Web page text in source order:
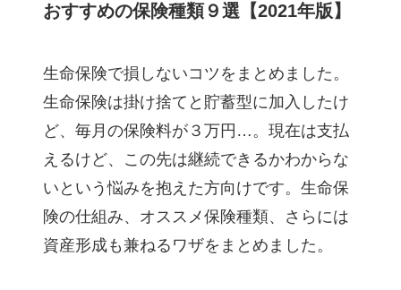
おすすめの保険種類９選【2021年版】
生命保険で損しないコツをまとめました。
生命保険は掛け捨てと貯蓄型に加入したけ
ど、毎月の保険料が３万円…。現在は支払
えるけど、この先は継続できるかわからな
いという悩みを抱えた方向けです。生命保
険の仕組み、オススメ保険種類、さらには
資産形成も兼ねるワザをまとめました。